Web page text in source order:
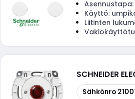
Asennustapa:
Käyttö:
Liitinten
SCHNEIDER
Kopioi
Sähkönro